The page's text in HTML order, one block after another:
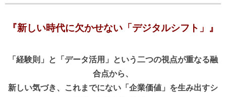
『新しい時代に欠かせない「デジタルシフト」』
「経験則」と「データ活用」という二つの視点が重なる融
合点から、
新しい気づき、これまでにない「企業価値」を生み出すシ